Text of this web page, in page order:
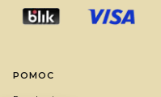
Linki w stopce
POMOC